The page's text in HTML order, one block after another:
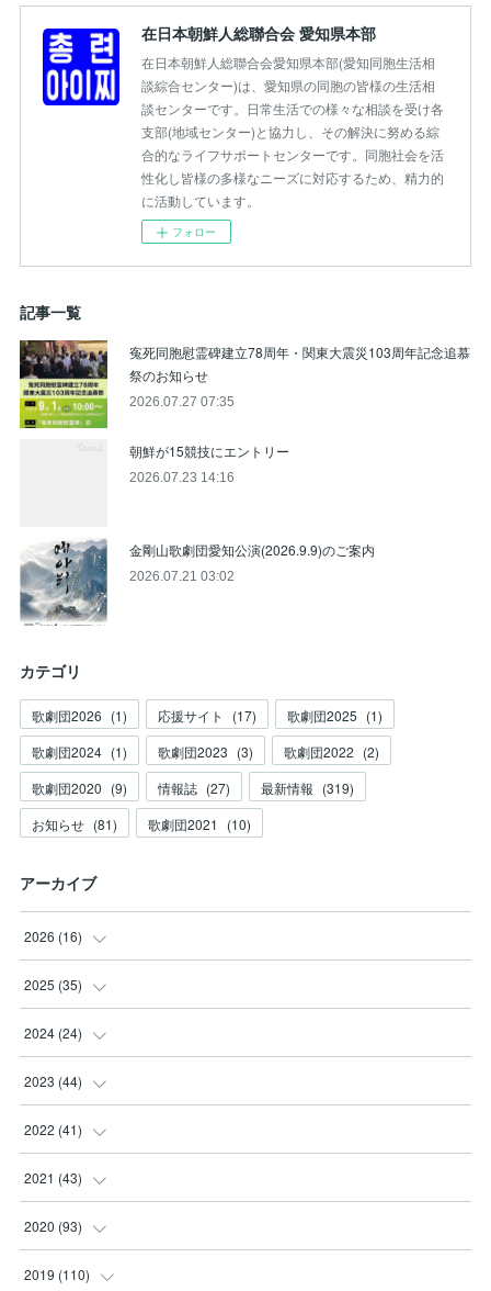
在日本朝鮮人総聯合会 愛知県本部
在日本朝鮮人総聯合会愛知県本部(愛知同胞生活相
談綜合センター)は、愛知県の同胞の皆様の生活相
談センターです。日常生活での様々な相談を受け各
支部(地域センター)と協力し、その解決に努める綜
合的なライフサポートセンターです。同胞社会を活
性化し皆様の多様なニーズに対応するため、精力的
に活動しています。
フォロー
記事一覧
寃死同胞慰霊碑建立78周年・関東大震災103周年記念追慕
祭のお知らせ
2026.07.27 07:35
朝鮮が15競技にエントリー
2026.07.23 14:16
金剛山歌劇団愛知公演(2026.9.9)のご案内
2026.07.21 03:02
カテゴリ
歌劇団2026 (1) 応援サイト (17) 歌劇団2025 (1)
歌劇団2024 (1) 歌劇団2023 (3) 歌劇団2022 (2)
歌劇団2020 (9) 情報誌 (27) 最新情報 (319)
お知らせ (81) 歌劇団2021 (10)
アーカイブ
2026 (16)
(3
(2
(2
(3
2025 (35)
(3
(2
(8
(8
2024 (24)
(3
(3
(2
(3
2023 (44)
(3
(3
(6
(5)
2022 (41)
(1
(2
(4)
2021 (43)
(5
(3)
2020 (93)
(4)
2019 (110)